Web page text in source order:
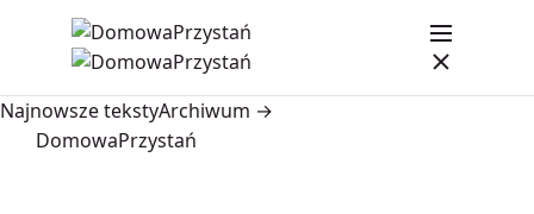
Najnowsze tekstyArchiwum →
DomowaPrzystań